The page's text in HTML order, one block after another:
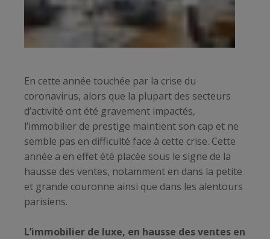
En cette année touchée par la crise du
coronavirus, alors que la plupart des secteurs
d’activité ont été gravement impactés,
l’immobilier de prestige maintient son cap et ne
semble pas en difficulté face à cette crise. Cette
année a en effet été placée sous le signe de la
hausse des ventes, notamment en dans la petite
et grande couronne ainsi que dans les alentours
parisiens.
L’immobilier de luxe, en hausse des ventes en